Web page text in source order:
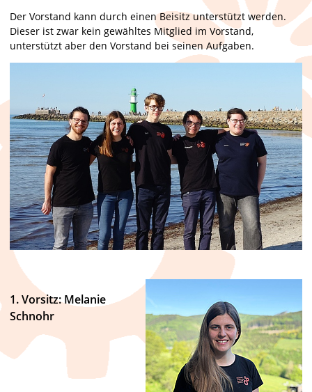
Der Vorstand kann durch einen Beisitz unterstützt werden.
Dieser ist zwar kein gewähltes Mitglied im Vorstand,
unterstützt aber den Vorstand bei seinen Aufgaben.
1. Vorsitz: Melanie
Schnohr